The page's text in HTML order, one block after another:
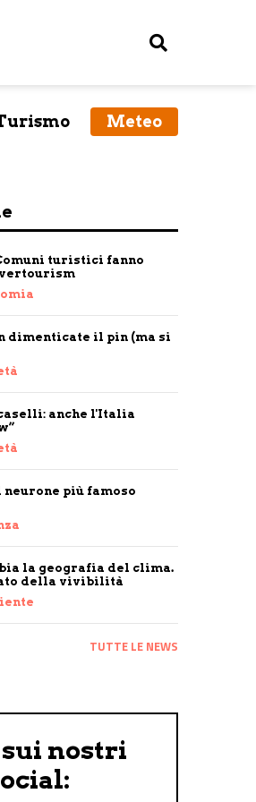
Meteo
turistici fanno
dimenticate il pin (ma si
anche l'Italia
più famoso
la geografia del clima.
della vivibilità
TUTTE LE NEWS
nostri